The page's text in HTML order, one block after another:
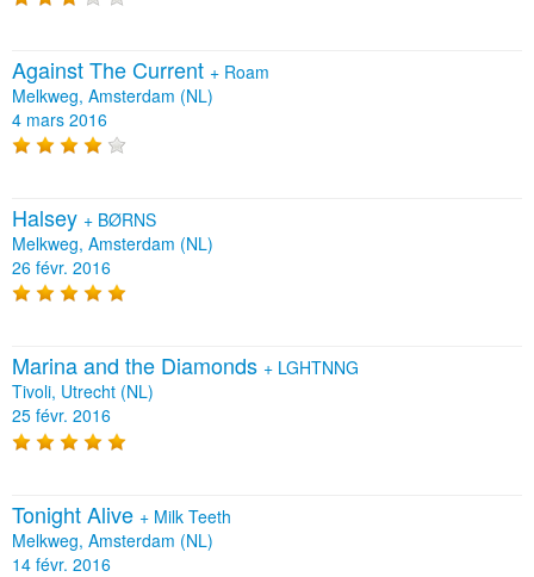
Against The Current + Roam
Melkweg, Amsterdam (NL)
4 mars 2016
Halsey + BØRNS
Melkweg, Amsterdam (NL)
26 févr. 2016
Marina and the Diamonds + LGHTNNG
Tivoli, Utrecht (NL)
25 févr. 2016
Tonight Alive + Milk Teeth
Melkweg, Amsterdam (NL)
14 févr. 2016